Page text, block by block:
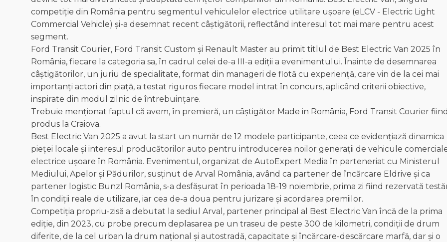
competiție din România pentru segmentul vehiculelor electrice utilitare ușoare (eLCV - Electric Light
Commercial Vehicle) și-a desemnat recent câștigătorii, reflectând interesul tot mai mare pentru acest
segment.
Ford Transit Courier, Ford Transit Custom și Renault Master au primit titlul de Best Electric Van 2025 în
România, fiecare la categoria sa, în cadrul celei de-a III-a ediții a evenimentului. Înainte de desemnarea
câștigătorilor, un juriu de specialitate, format din manageri de flotă cu experiență, care vin de la cei mai
importanți actori din piață, a testat riguros fiecare model intrat în concurs, aplicând criterii obiective,
inspirate din modul zilnic de întrebuințare.
Trebuie menționat faptul că avem, în premieră, un câștigător Made in România, Ford Transit Courier fiind
produs la Craiova.
Best Electric Van 2025 a avut la start un număr de 12 modele participante, ceea ce evidențiază dinamica
pieței locale și interesul producătorilor auto pentru introducerea noilor generații de vehicule
electrice ușoare în România. Evenimentul, organizat de AutoExpert Media în parteneriat cu Ministerul
Mediului, Apelor și Pădurilor, susținut de Arval România, având ca partener de încărcare Eldrive și ca
partener logistic Bunzl România, s-a desfășurat în perioada 18-19 noiembrie, prima zi fiind rezervată
în condiții reale de utilizare, iar cea de-a doua pentru jurizare și acordarea premiilor.
Competiția propriu-zisă a debutat la sediul Arval, partener principal al Best Electric Van încă de la prima
ediție, din 2023, cu probe precum deplasarea pe un traseu de peste 300 de kilometri, condiții de drum
diferite, de la cel urban la drum național și autostradă, capacitate și încărcare-descărcare marfă, dar și o